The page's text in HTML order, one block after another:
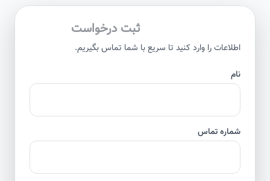
ثبت درخواست
اطلاعات را وارد کنید تا سریع با شما تماس بگیریم.
شماره تماس